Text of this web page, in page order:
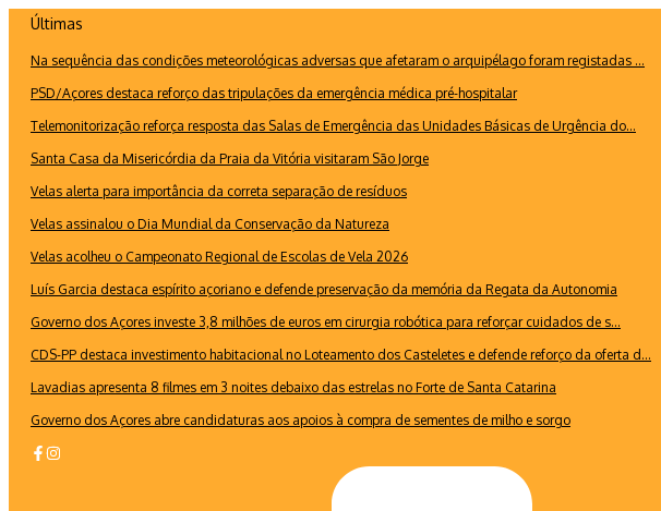
conteúdo
Últimas
Na sequência das condições meteorológicas adversas que afetaram o arquipélago foram registadas ...
PSD/Açores destaca reforço das tripulações da emergência médica pré-hospitalar
Telemonitorização reforça resposta das Salas de Emergência das Unidades Básicas de Urgência do...
Santa Casa da Misericórdia da Praia da Vitória visitaram São Jorge
Velas alerta para importância da correta separação de resíduos
Velas assinalou o Dia Mundial da Conservação da Natureza
Velas acolheu o Campeonato Regional de Escolas de Vela 2026
Luís Garcia destaca espírito açoriano e defende preservação da memória da Regata da Autonomia
Governo dos Açores investe 3,8 milhões de euros em cirurgia robótica para reforçar cuidados de s...
CDS-PP destaca investimento habitacional no Loteamento dos Casteletes e defende reforço da oferta d...
Lavadias apresenta 8 filmes em 3 noites debaixo das estrelas no Forte de Santa Catarina
Governo dos Açores abre candidaturas aos apoios à compra de sementes de milho e sorgo